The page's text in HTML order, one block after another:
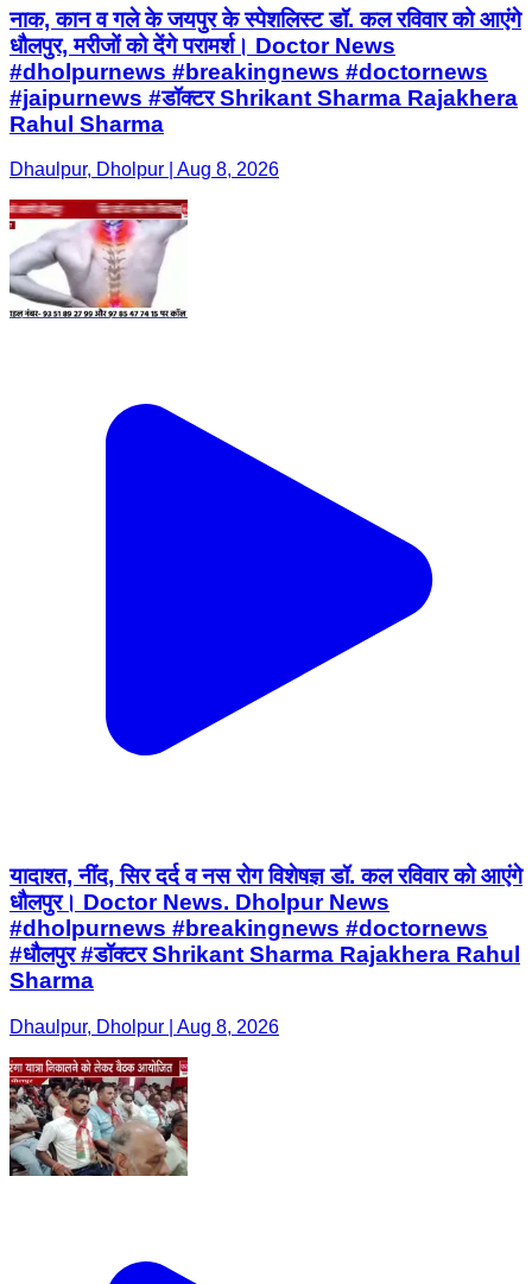
नाक, कान व गले के जयपुर के स्पेशलिस्ट डॉ. कल रविवार को आएंगे
धौलपुर, मरीजों को देंगे परामर्श। Doctor News
#dholpurnews #breakingnews #doctornews
#jaipurnews #डॉक्टर Shrikant Sharma Rajakhera
Rahul Sharma
Dhaulpur, Dholpur | Aug 8, 2026
यादाश्त, नींद, सिर दर्द व नस रोग विशेषज्ञ डॉ. कल रविवार को आएंगे
धौलपुर। Doctor News. Dholpur News
#dholpurnews #breakingnews #doctornews
#धौलपुर #डॉक्टर Shrikant Sharma Rajakhera Rahul
Sharma
Dhaulpur, Dholpur | Aug 8, 2026